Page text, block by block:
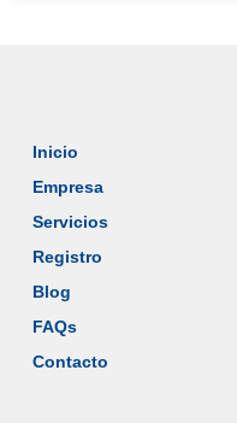
Inicio
Empresa
Servicios
Registro
Blog
FAQs
Contacto